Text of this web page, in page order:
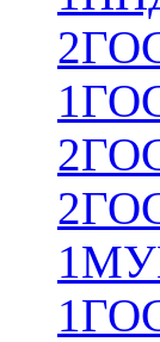
2
1
2
2
1
1